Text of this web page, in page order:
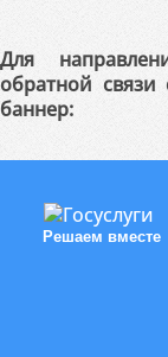
Для
обратной
баннер:
Решаем вместе